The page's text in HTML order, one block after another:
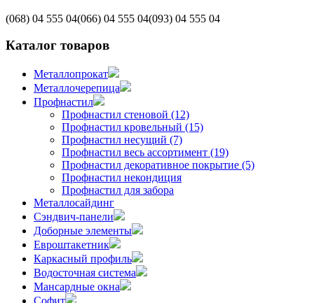
(068) 04 555 04(066) 04 555 04(093) 04 555 04
Каталог товаров
Металлопрокат
Металлочерепица
Профнастил
Профнастил стеновой (12)
Профнастил кровельный (15)
Профнастил несущий (7)
Профнастил весь ассортимент (19)
Профнастил декоративное покрытие (5)
Профнастил некондиция
Профнастил для забора
Металлосайдинг
Сэндвич-панели
Доборные элементы
Евроштакетник
Каркасный профиль
Водосточная система
Мансардные окна
Софит